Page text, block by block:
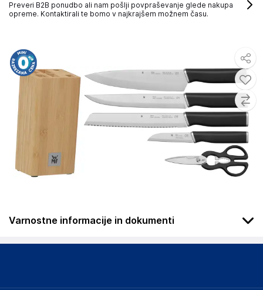
Varnostne informacije in dokumenti
Podatki o proizvajalcu
Preveri B2B ponudbo ali nam pošlji povpraševanje glede nakupa
opreme. Kontaktirali te bomo v najkrajšem možnem času.